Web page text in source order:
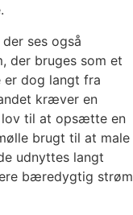
ses også
der bruges som et
er dog langt fra
kræver en
til at opsætte en
brugt til at male
udnyttes langt
bæredygtig strøm